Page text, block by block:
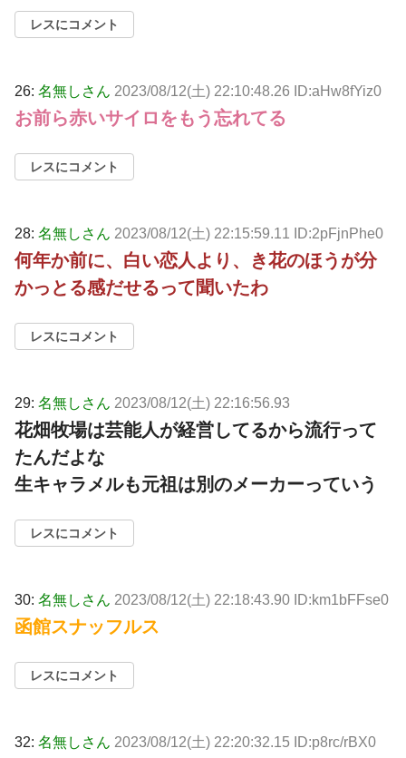
レスにコメント
26: 名無しさん 2023/08/12(土) 22:10:48.26 ID:aHw8fYiz0
お前ら赤いサイロをもう忘れてる
レスにコメント
28: 名無しさん 2023/08/12(土) 22:15:59.11 ID:2pFjnPhe0
何年か前に、白い恋人より、き花のほうが分
かっとる感だせるって聞いたわ
レスにコメント
29: 名無しさん 2023/08/12(土) 22:16:56.93
花畑牧場は芸能人が経営してるから流行って
たんだよな
生キャラメルも元祖は別のメーカーっていう
レスにコメント
30: 名無しさん 2023/08/12(土) 22:18:43.90 ID:km1bFFse0
函館スナッフルス
レスにコメント
32: 名無しさん 2023/08/12(土) 22:20:32.15 ID:p8rc/rBX0